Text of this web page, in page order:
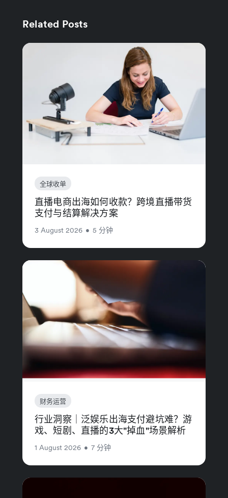
Related Posts
全球收单
直播电商出海如何收款？跨境直播带货
支付与结算解决方案
3 August 2026 • 5 分钟
财务运营
行业洞察｜泛娱乐出海支付避坑难？游
戏、短剧、直播的3大"掉血"场景解析
1 August 2026 • 7 分钟